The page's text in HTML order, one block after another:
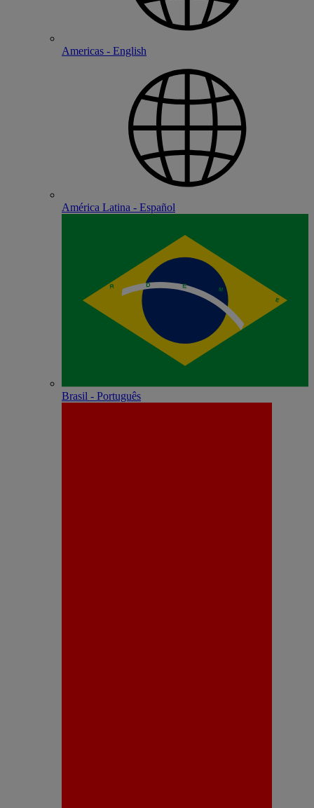
Americas - English
América Latina - Español
Brasil - Português